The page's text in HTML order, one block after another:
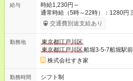
給与
時給1,230円～
通常時給（5時～22時）：1280円
1600円 高校生時給：1230円 【特別手当】早朝手当（5：00-9：
00）時給+150円 【試用期間】試用期間あり 試用期間の長さ：1
30日（※条件変更なし）ですが、
ただきます。 研修制度あり：15時
交通費別途支給あり
勤務地
東京都江戸川区
東京都江戸川区船堀3-5-7船堀駅
株式会社すき家
勤務時間
シフト制